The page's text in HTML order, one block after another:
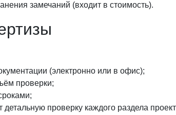
замечаний (входит в стоимость).
(электронно или в офис);
проверки;
проверку каждого раздела